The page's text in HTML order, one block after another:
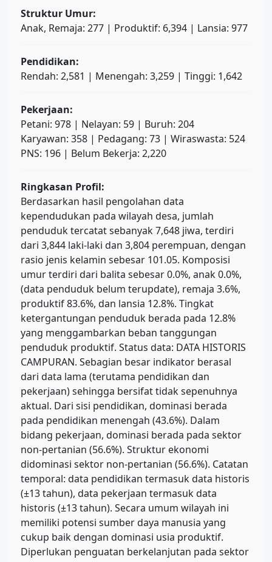
Struktur Umur:
Anak, Remaja: 277 | Produktif: 6,394 | Lansia: 977
Pendidikan:
Rendah: 2,581 | Menengah: 3,259 | Tinggi: 1,642
Pekerjaan:
Petani: 978 | Nelayan: 59 | Buruh: 204
Karyawan: 358 | Pedagang: 73 | Wiraswasta: 524
PNS: 196 | Belum Bekerja: 2,220
Ringkasan Profil:
Berdasarkan hasil pengolahan data
kependudukan pada wilayah desa, jumlah
penduduk tercatat sebanyak 7,648 jiwa, terdiri
dari 3,844 laki-laki dan 3,804 perempuan, dengan
rasio jenis kelamin sebesar 101.05. Komposisi
umur terdiri dari balita sebesar 0.0%, anak 0.0%,
(data penduduk belum terupdate), remaja 3.6%,
produktif 83.6%, dan lansia 12.8%. Tingkat
ketergantungan penduduk berada pada 12.8%
yang menggambarkan beban tanggungan
penduduk produktif. Status data: DATA HISTORIS
CAMPURAN. Sebagian besar indikator berasal
dari data lama (terutama pendidikan dan
pekerjaan) sehingga bersifat tidak sepenuhnya
aktual. Dari sisi pendidikan, dominasi berada
pada pendidikan menengah (43.6%). Dalam
bidang pekerjaan, dominasi berada pada sektor
non-pertanian (56.6%). Struktur ekonomi
didominasi sektor non-pertanian (56.6%). Catatan
temporal: data pendidikan termasuk data historis
(±13 tahun), data pekerjaan termasuk data
historis (±13 tahun). Secara umum wilayah ini
memiliki potensi sumber daya manusia yang
cukup baik dengan dominasi usia produktif.
Diperlukan penguatan berkelanjutan pada sektor